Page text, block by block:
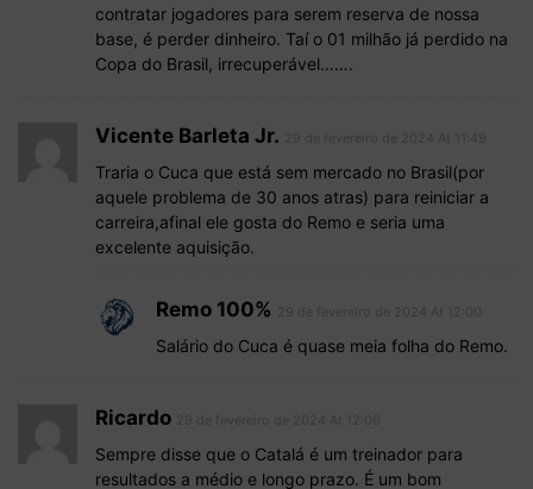
contratar jogadores para serem reserva de nossa
base, é perder dinheiro. Taí o 01 milhão já perdido na
Copa do Brasil, irrecuperável…….
Vicente Barleta Jr.
Traria o Cuca que está sem mercado no Brasil(por
aquele problema de 30 anos atras) para reiniciar a
carreira,afinal ele gosta do Remo e seria uma
excelente aquisição.
Remo 100%
Salário do Cuca é quase meia folha do Remo.
Ricardo
Sempre disse que o Catalá é um treinador para
resultados a médio e longo prazo. É um bom